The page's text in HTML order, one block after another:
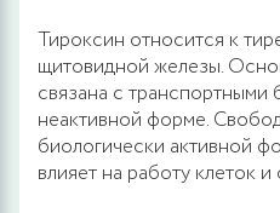
Тироксин относится к
щитовидной железы.
связана с транспортными
неактивной форме.
биологически активной
влияет на работу клеток